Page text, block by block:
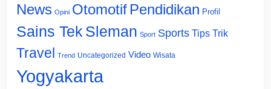
News Opini Otomotif Pendidikan Profil
Sains Tek Sleman Sport Sports Tips Trik
Travel Trend Uncategorized Video Wisata
Yogyakarta